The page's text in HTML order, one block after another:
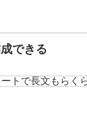
できる